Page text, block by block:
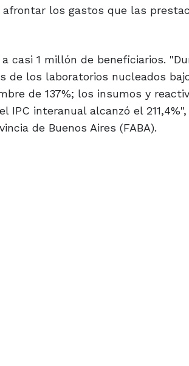
los gastos que las
casi 1 millón de beneficiarios.
de los laboratorios nucleados
de 137%; los insumos y
IPC interanual alcanzó el
de Buenos Aires (FABA).